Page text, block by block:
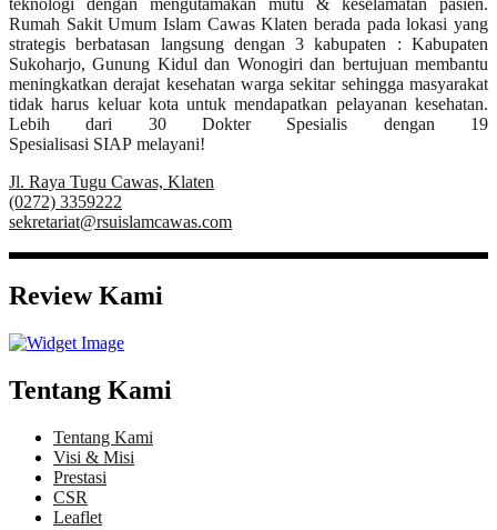
teknologi dengan mengutamakan mutu & keselamatan pasien.
Rumah Sakit Umum Islam Cawas Klaten berada pada lokasi yang
strategis berbatasan langsung dengan 3 kabupaten : Kabupaten
Sukoharjo, Gunung Kidul dan Wonogiri dan bertujuan membantu
meningkatkan derajat kesehatan warga sekitar sehingga masyarakat
tidak harus keluar kota untuk mendapatkan pelayanan kesehatan.
Lebih dari 30 Dokter Spesialis dengan 19
Spesialisasi SIAP melayani!
Jl. Raya Tugu Cawas, Klaten
(0272) 3359222
sekretariat@rsuislamcawas.com
Review Kami
Tentang Kami
Tentang Kami
Visi & Misi
Prestasi
CSR
Leaflet